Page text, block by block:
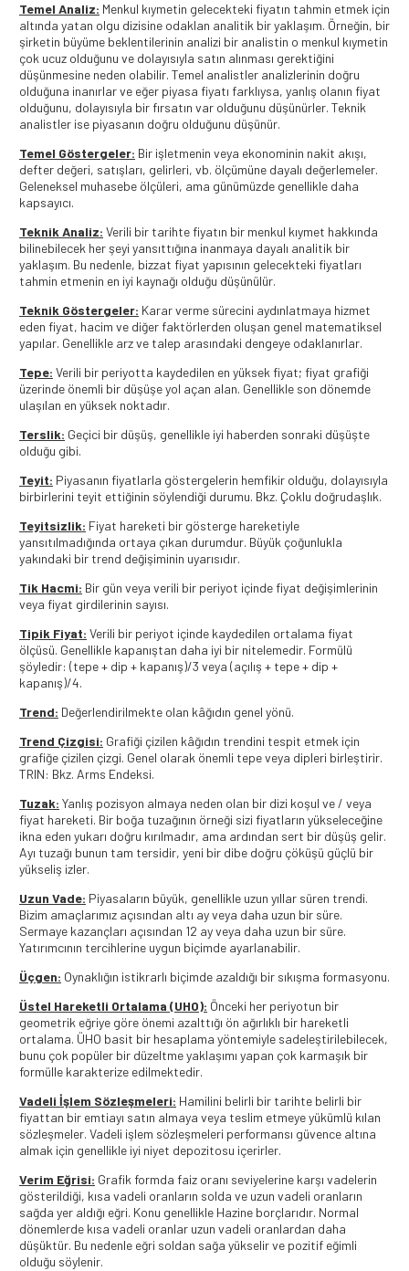
Temel Analiz: Menkul kıymetin gelecekteki fiyatın tahmin etmek için
altında yatan olgu dizisine odaklan analitik bir yaklaşım. Örneğin, bir
şirketin büyüme beklentilerinin analizi bir analistin o menkul kıymetin
çok ucuz olduğunu ve dolayısıyla satın alınması gerektiğini
düşünmesine neden olabilir. Temel analistler analizlerinin doğru
olduğuna inanırlar ve eğer piyasa fiyatı farklıysa, yanlış olanın fiyat
olduğunu, dolayısıyla bir fırsatın var olduğunu düşünürler. Teknik
analistler ise piyasanın doğru olduğunu düşünür.
Temel Göstergeler: Bir işletmenin veya ekonominin nakit akışı,
defter değeri, satışları, gelirleri, vb. ölçümüne dayalı değerlemeler.
Geleneksel muhasebe ölçüleri, ama günümüzde genellikle daha
kapsayıcı.
Teknik Analiz: Verili bir tarihte fiyatın bir menkul kıymet hakkında
bilinebilecek her şeyi yansıttığına inanmaya dayalı analitik bir
yaklaşım. Bu nedenle, bizzat fiyat yapısının gelecekteki fiyatları
tahmin etmenin en iyi kaynağı olduğu düşünülür.
Teknik Göstergeler: Karar verme sürecini aydınlatmaya hizmet
eden fiyat, hacim ve diğer faktörlerden oluşan genel matematiksel
yapılar. Genellikle arz ve talep arasındaki dengeye odaklanırlar.
Tepe: Verili bir periyotta kaydedilen en yüksek fiyat; fiyat grafiği
üzerinde önemli bir düşüşe yol açan alan. Genellikle son dönemde
ulaşılan en yüksek noktadır.
Terslik: Geçici bir düşüş, genellikle iyi haberden sonraki düşüşte
olduğu gibi.
Teyit: Piyasanın fiyatlarla göstergelerin hemfikir olduğu, dolayısıyla
birbirlerini teyit ettiğinin söylendiği durumu. Bkz. Çoklu doğrudaşlık.
Teyitsizlik: Fiyat hareketi bir gösterge hareketiyle
yansıtılmadığında ortaya çıkan durumdur. Büyük çoğunlukla
yakındaki bir trend değişiminin uyarısıdır.
Tik Hacmi: Bir gün veya verili bir periyot içinde fiyat değişimlerinin
veya fiyat girdilerinin sayısı.
Tipik Fiyat: Verili bir periyot içinde kaydedilen ortalama fiyat
ölçüsü. Genellikle kapanıştan daha iyi bir nitelemedir. Formülü
şöyledir: (tepe + dip + kapanış)/3 veya (açılış + tepe + dip +
kapanış)/4.
Trend: Değerlendirilmekte olan kâğıdın genel yönü.
Trend Çizgisi: Grafiği çizilen kâğıdın trendini tespit etmek için
grafiğe çizilen çizgi. Genel olarak önemli tepe veya dipleri birleştirir.
TRIN: Bkz. Arms Endeksi.
Tuzak: Yanlış pozisyon almaya neden olan bir dizi koşul ve / veya
fiyat hareketi. Bir boğa tuzağının örneği sizi fiyatların yükseleceğine
ikna eden yukarı doğru kırılmadır, ama ardından sert bir düşüş gelir.
Ayı tuzağı bunun tam tersidir, yeni bir dibe doğru çöküşü güçlü bir
yükseliş izler.
Uzun Vade: Piyasaların büyük, genellikle uzun yıllar süren trendi.
Bizim amaçlarımız açısından altı ay veya daha uzun bir süre.
Sermaye kazançları açısından 12 ay veya daha uzun bir süre.
Yatırımcının tercihlerine uygun biçimde ayarlanabilir.
Üçgen: Oynaklığın istikrarlı biçimde azaldığı bir sıkışma formasyonu.
Üstel Hareketli Ortalama (UHO): Önceki her periyotun bir
geometrik eğriye göre önemi azalttığı ön ağırlıklı bir hareketli
ortalama. ÜHO basit bir hesaplama yöntemiyle sadeleştirilebilecek,
bunu çok popüler bir düzeltme yaklaşımı yapan çok karmaşık bir
formülle karakterize edilmektedir.
Vadeli İşlem Sözleşmeleri: Hamilini belirli bir tarihte belirli bir
fiyattan bir emtiayı satın almaya veya teslim etmeye yükümlü kılan
sözleşmeler. Vadeli işlem sözleşmeleri performansı güvence altına
almak için genellikle iyi niyet depozitosu içerirler.
Verim Eğrisi: Grafik formda faiz oranı seviyelerine karşı vadelerin
gösterildiği, kısa vadeli oranların solda ve uzun vadeli oranların
sağda yer aldığı eğri. Konu genellikle Hazine borçlarıdır. Normal
dönemlerde kısa vadeli oranlar uzun vadeli oranlardan daha
düşüktür. Bu nedenle eğri soldan sağa yükselir ve pozitif eğimli
olduğu söylenir.